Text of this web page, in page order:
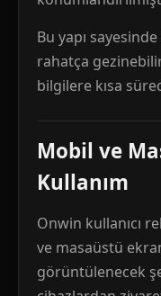
Bu yapı
rahatça
bilgilere kısa
Mobil ve
Kullanım
Onwin kullanıcı
ve masaüstü
görüntülenecek